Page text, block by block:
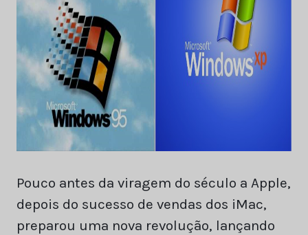
Pouco antes da viragem do século a Apple,
depois do sucesso de vendas dos iMac,
preparou uma nova revolução, lançando